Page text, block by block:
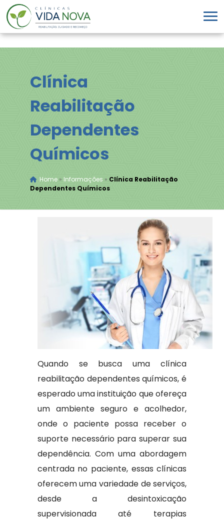
Clínica
Reabilitação
Dependentes
Químicos
Home» Informações » Clínica Reabilitação
Dependentes Químicos
Quando se busca uma clínica
reabilitação dependentes químicos, é
esperado uma instituição que ofereça
um ambiente seguro e acolhedor,
onde o paciente possa receber o
suporte necessário para superar sua
dependência. Com uma abordagem
centrada no paciente, essas clínicas
oferecem uma variedade de serviços,
desde a desintoxicação
supervisionada até terapias